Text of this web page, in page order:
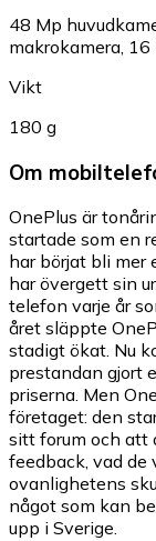
48 Mp
makrokamera,
Vikt
180 g
Om
OnePlus är
startade som en
har börjat bli mer
har övergett sin
telefon varje år
året släppte
stadigt ökat. Nu
prestandan gjort
priserna. Men
företaget: den
sitt forum och att
feedback, vad de
ovanlighetens
något som kan
upp i Sverige.